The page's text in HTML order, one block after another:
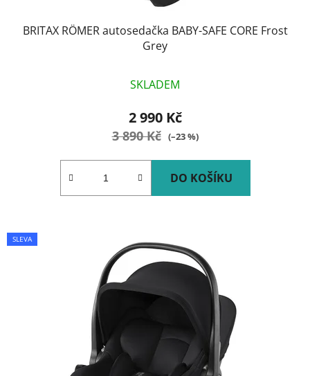
BRITAX RÖMER autosedačka BABY-SAFE CORE Frost
Grey
SKLADEM
2 990 Kč
3 890 Kč (–23 %)
DO KOŠÍKU
SLEVA